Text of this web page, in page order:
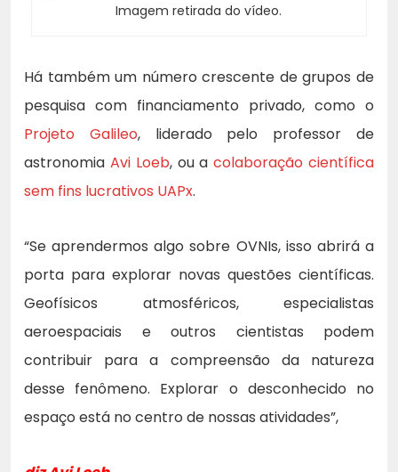
Imagem retirada do vídeo.
Há também um número crescente de grupos de
pesquisa com financiamento privado, como o
Projeto Galileo, liderado pelo professor de
astronomia Avi Loeb, ou acolaboração científica
sem fins lucrativos UAPx.
“Se aprendermos algo sobre OVNIs, isso abrirá a
porta para explorar novas questões científicas.
Geofísicos atmosféricos, especialistas
aeroespaciais e outros cientistas podem
contribuir para a compreensão da natureza
desse fenômeno. Explorar o desconhecido no
espaço está no centro de nossas atividades”,